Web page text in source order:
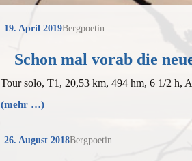
19. April 2019Bergpoetin
Schon mal vorab die
Tour solo, T1, 20,53 km, 494 hm, 6 1/2 h,
(mehr …)
26. August 2018Bergpoetin